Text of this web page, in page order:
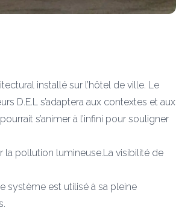
installé sur l’hôtel de ville. Le
D.E.L s’adaptera aux contextes et aux
s’animer à l’infini pour souligner
la pollution lumineuse.La visibilité de
système est utilisé à sa pleine